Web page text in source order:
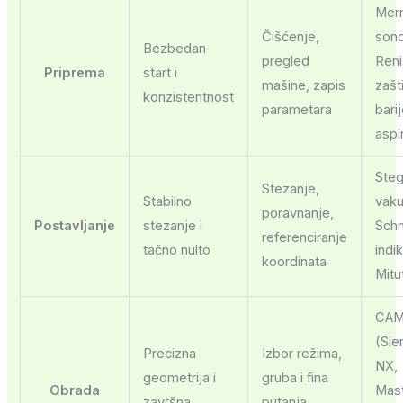
Priprema
Bezbedan
start i
konzistentnost
Čišćenje,
pregled
mašine, zapis
parametara
Postavljanje
Stabilno
stezanje i
tačno nulto
Stezanje,
poravnanje,
referenciranje
koordinata
Obrada
Precizna
geometrija i
Izbor režima,
gruba i fina
NX,